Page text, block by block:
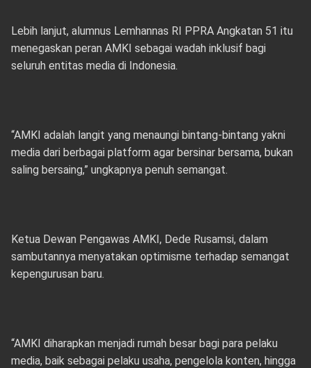
Lebih lanjut, alumnus Lemhannas RI PPRA Angkatan 51 itu
menegaskan peran AMKI sebagai wadah inklusif bagi
seluruh entitas media di Indonesia.
“AMKI adalah langit yang menaungi bintang-bintang yakni
media dari berbagai platform agar bersinar bersama, bukan
saling bersaing,” ungkapnya penuh semangat.
Ketua Dewan Pengawas AMKI, Dede Rusamsi, dalam
sambutannya menyatakan optimisme terhadap semangat
kepengurusan baru.
“AMKI diharapkan menjadi rumah besar bagi para pelaku
media, baik sebagai pelaku usaha, pengelola konten, hingga